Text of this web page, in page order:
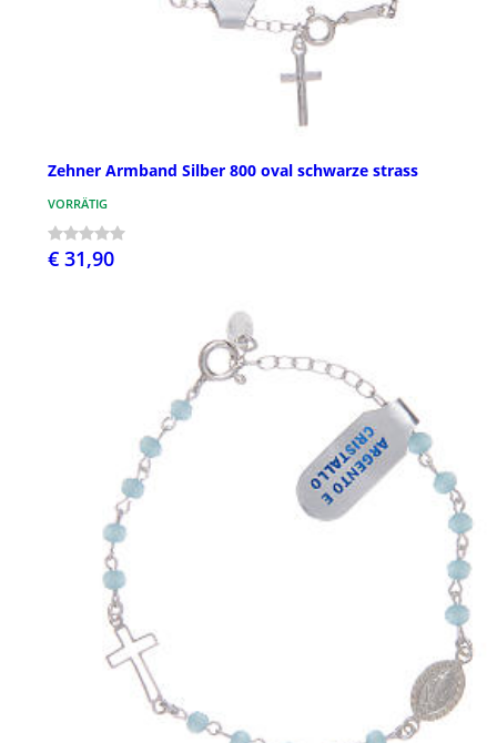
Zehner Armband Silber 800 oval schwarze strass
VORRÄTIG
€ 31,90